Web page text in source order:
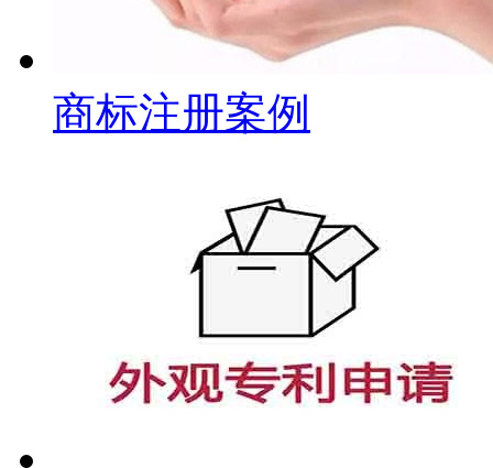
商标注册案例